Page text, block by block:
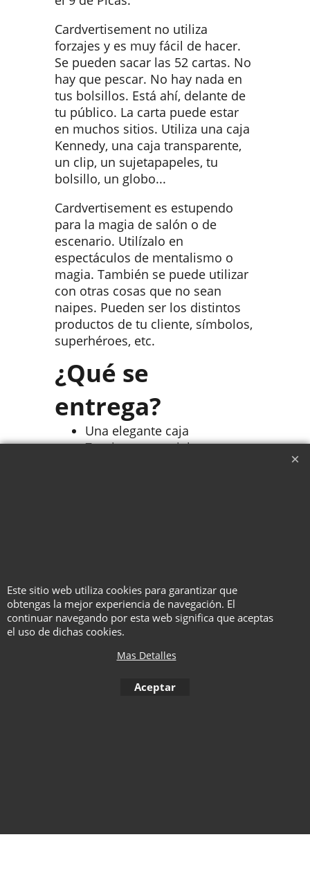
Cardvertisement no utiliza
forzajes y es muy fácil de hacer.
Se pueden sacar las 52 cartas. No
hay que pescar. No hay nada en
tus bolsillos. Está ahí, delante de
tu público. La carta puede estar
en muchos sitios. Utiliza una caja
Kennedy, una caja transparente,
un clip, un sujetapapeles, tu
bolsillo, un globo...
Cardvertisement es estupendo
para la magia de salón o de
escenario. Utilízalo en
espectáculos de mentalismo o
magia. También se puede utilizar
con otras cosas que no sean
naipes. Pueden ser los distintos
productos de tu cliente, símbolos,
superhéroes, etc.
¿Qué se
entrega?
Una elegante caja
7 tarjetas especiales
una carta o una papeleta a la vista
de todos!Si buscas una rutina de
stand-up matadora,
Cardvertisement te encantará.
To create online store ShopFactory eCommerce software was used.
Este sitio web utiliza cookies para garantizar que
obtengas la mejor experiencia de navegación. El
continuar navegando por esta web significa que aceptas
el uso de dichas cookies.
Mas Detalles
Aceptar